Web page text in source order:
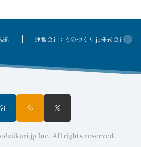
約 運営会社：ものづくり.jp株式会社
Inc. All rights reserved.